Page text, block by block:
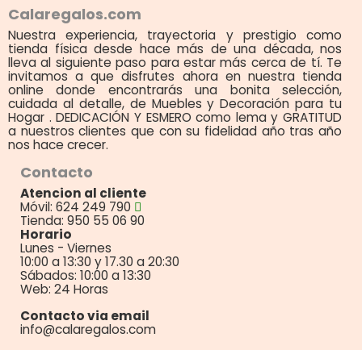
Calaregalos.com
Nuestra experiencia, trayectoria y prestigio como
tienda física desde hace más de una década, nos
lleva al siguiente paso para estar más cerca de tí. Te
invitamos a que disfrutes ahora en nuestra tienda
online donde encontrarás una bonita selección,
cuidada al detalle, de Muebles y Decoración para tu
Hogar . DEDICACIÓN Y ESMERO como lema y GRATITUD
a nuestros clientes que con su fidelidad año tras año
nos hace crecer.
Contacto
Atencion al cliente
Móvil: 624 249 790
Tienda: 950 55 06 90
Horario
Lunes - Viernes
10:00 a 13:30 y 17.30 a 20:30
Sábados: 10:00 a 13:30
Web: 24 Horas
Contacto via email
info@calaregalos.com